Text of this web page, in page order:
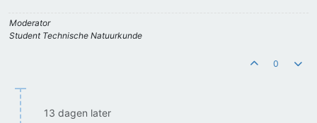
Moderator
Student Technische Natuurkunde
0
13 dagen later